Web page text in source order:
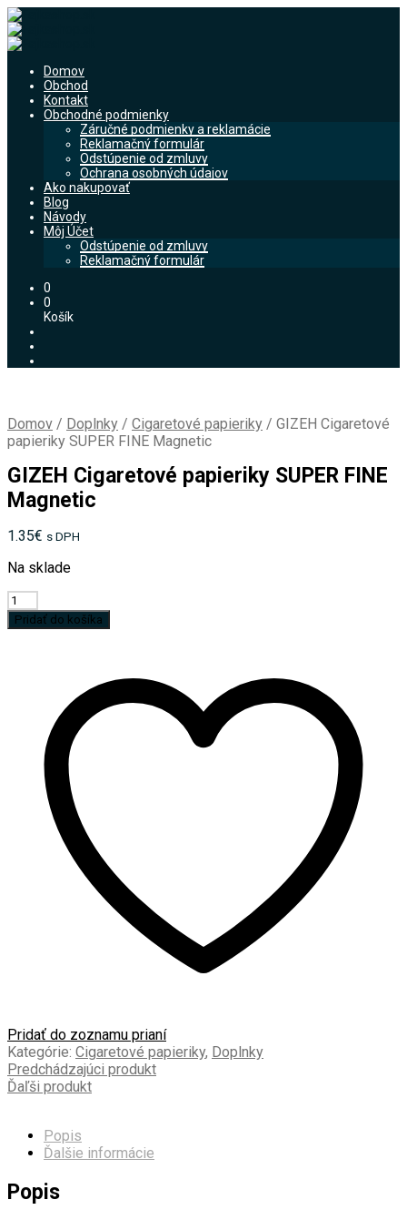
Domov
Obchod
Kontakt
Obchodné podmienky
Záručné podmienky a reklamácie
Reklamačný formulár
Odstúpenie od zmluvy
Ochrana osobných údajov
Ako nakupovať
Blog
Návody
Môj Účet
Odstúpenie od zmluvy
Reklamačný formulár
0
0
Košík
Domov / Doplnky / Cigaretové papieriky / GIZEH Cigaretové
papieriky SUPER FINE Magnetic
GIZEH Cigaretové papieriky SUPER FINE
Magnetic
1.35€ s DPH
Na sklade
množstvo
GIZEH
Cigaretové
Pridať do košíka
Pridať do zoznamu prianí
Kategórie: Cigaretové papieriky, Doplnky
Predchádzajúci produkt
Ďaľši produkt
Popis
Ďalšie informácie
Popis